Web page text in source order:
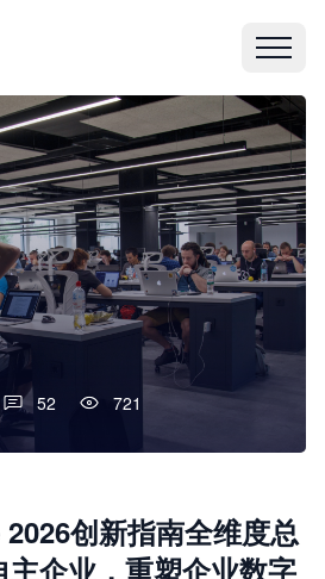
52 721
创新指南全维度总
企业，重塑企业数字